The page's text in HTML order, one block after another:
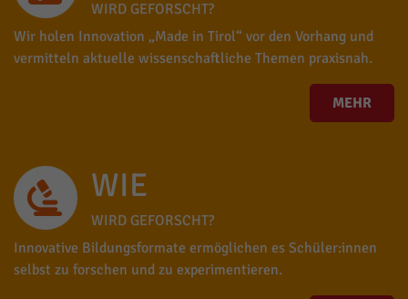
WIRD GEFORSCHT?
Wir holen Innovation „Made in Tirol“ vor den Vorhang und
vermitteln aktuelle wissenschaftliche Themen praxisnah.
MEHR
WIE
WIRD GEFORSCHT?
Innovative Bildungsformate ermöglichen es Schüler:innen
selbst zu forschen und zu experimentieren.